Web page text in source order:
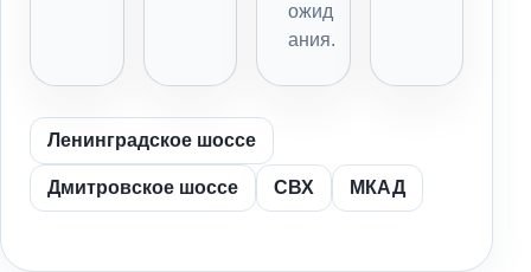
ожид
ания.
Ленинградское шоссе
Дмитровское шоссе СВХ МКАД